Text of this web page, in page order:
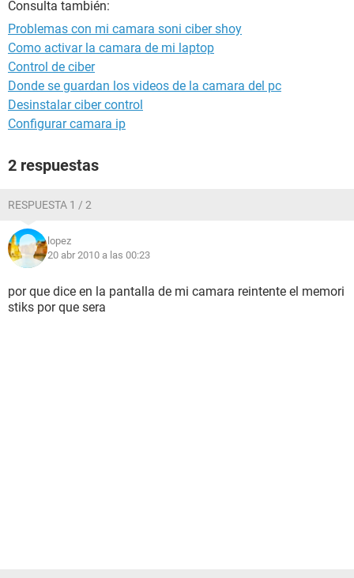
Consulta también:
Problemas con mi camara soni ciber shoy
Como activar la camara de mi laptop
Control de ciber
Donde se guardan los videos de la camara del pc
Desinstalar ciber control
Configurar camara ip
2 respuestas
RESPUESTA 1 / 2
lopez
20 abr 2010 a las 00:23
por que dice en la pantalla de mi camara reintente el memori
stiks por que sera